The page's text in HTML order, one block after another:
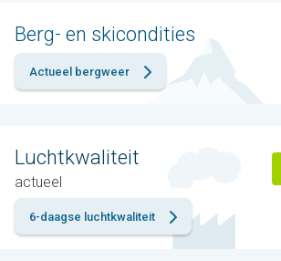
Berg- en skicondities
Actueel bergweer
Luchtkwaliteit
actueel
6-daagse luchtkwaliteit